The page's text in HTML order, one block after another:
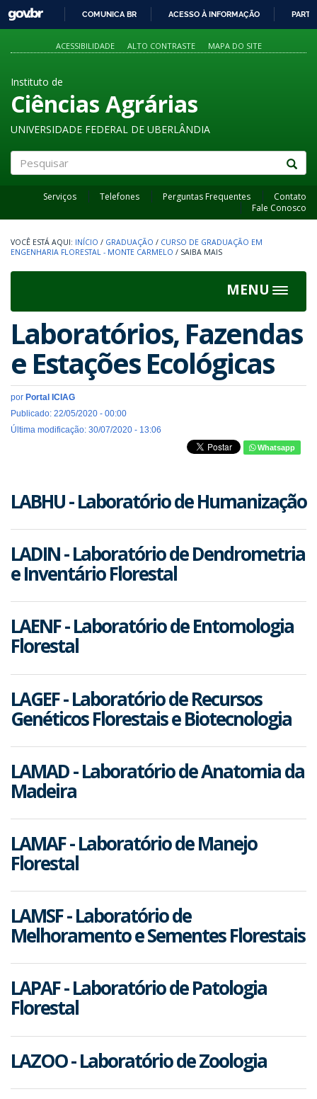
PARA
O
GOVBR
COMUNICA BR ACESSO À INFORMAÇÃO
ACESSIBILIDADE ALTO CONTRASTE MAPA DO SITE
Instituto de
Ciências Agrárias
UNIVERSIDADE FEDERAL DE UBERLÂNDIA
Serviços Telefones Perguntas Frequentes
Contato
Fale Conosco
INÍCIO / GRADUAÇÃO / CURSO DE GRADUAÇÃO EM
ENGENHARIA FLORESTAL - MONTE CARMELO / SAIBA MAIS
MENU
Toggle
Laboratórios, Fazendas
e Estações Ecológicas
por Portal ICIAG
Publicado: 22/05/2020 - 00:00
Última modificação: 30/07/2020 - 13:06
Whatsapp
LABHU - Laboratório de Humanização
LADIN - Laboratório de Dendrometria
e Inventário Florestal
LAENF - Laboratório de Entomologia
Florestal
LAGEF - Laboratório de Recursos
Genéticos Florestais e Biotecnologia
LAMAD - Laboratório de Anatomia da
Madeira
LAMAF - Laboratório de Manejo
Florestal
LAMSF - Laboratório de
Melhoramento e Sementes Florestais
LAPAF - Laboratório de Patologia
Florestal
LAZOO - Laboratório de Zoologia